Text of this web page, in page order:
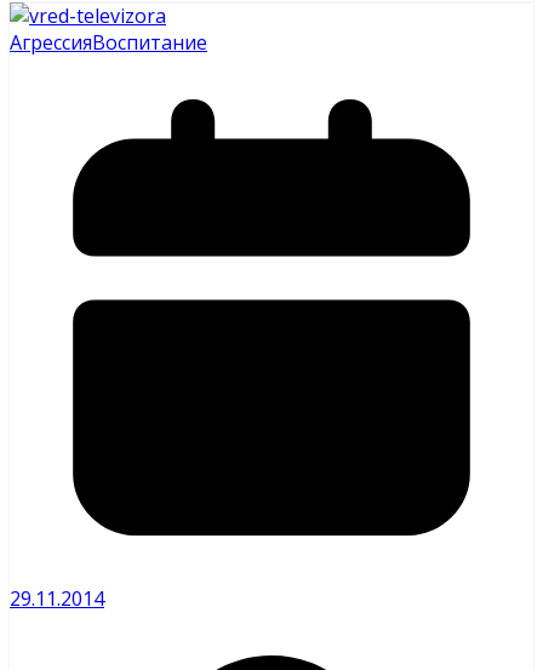
АгрессияВоспитание
29.11.2014